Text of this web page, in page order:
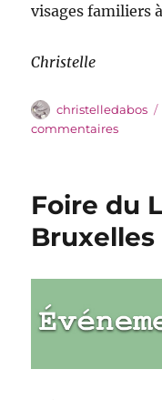
visages familiers
Christelle
Auteur
christelledabos
commentairessur
Paris
Foire du
Bruxelles